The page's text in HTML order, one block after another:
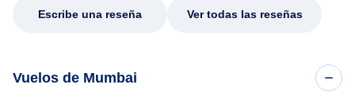
Escribe una reseña Ver todas las reseñas
Vuelos de Mumbai